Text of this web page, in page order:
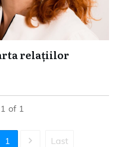
arta relațiilor
1 of 1
1 Last